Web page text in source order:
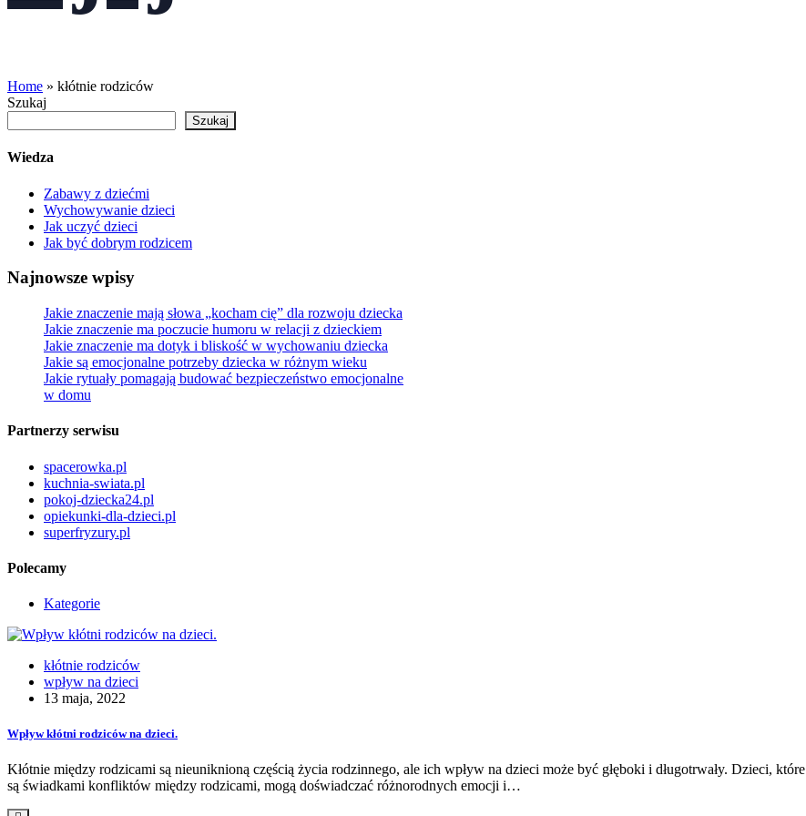
Home » kłótnie rodziców
Szukaj
Szukaj
Wiedza
Zabawy z dziećmi
Wychowywanie dzieci
Jak uczyć dzieci
Jak być dobrym rodzicem
Najnowsze wpisy
Jakie znaczenie mają słowa „kocham cię” dla rozwoju dziecka
Jakie znaczenie ma poczucie humoru w relacji z dzieckiem
Jakie znaczenie ma dotyk i bliskość w wychowaniu dziecka
Jakie są emocjonalne potrzeby dziecka w różnym wieku
Jakie rytuały pomagają budować bezpieczeństwo emocjonalne
w domu
Partnerzy serwisu
spacerowka.pl
kuchnia-swiata.pl
pokoj-dziecka24.pl
opiekunki-dla-dzieci.pl
superfryzury.pl
Polecamy
Kategorie
kłótnie rodziców
wpływ na dzieci
13 maja, 2022
Wpływ kłótni rodziców na dzieci.
Kłótnie między rodzicami są nieuniknioną częścią życia rodzinnego, ale ich wpływ na dzieci może być głęboki i długotrwały. Dzieci, które
są świadkami konfliktów między rodzicami, mogą doświadczać różnorodnych emocji i…